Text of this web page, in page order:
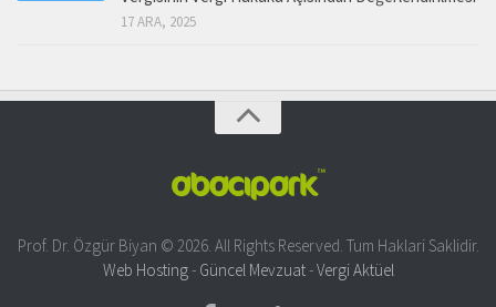
17 ARA, 2025
Prof. Dr. Özgür Biyan © 2026. All Rights Reserved. Tum Haklari Saklidir.
Web Hosting- Güncel Mevzuat-Vergi Aktüel